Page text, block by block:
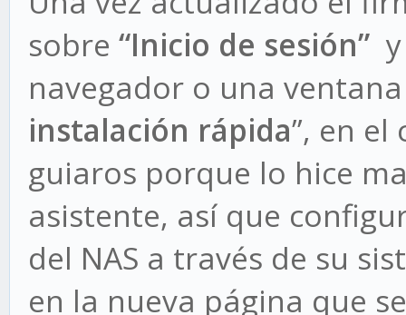
sobre “Inicio de sesión”
navegador o una
instalación rápida”, en
guiaros porque lo hice
asistente, así que
del NAS a través de su
en la nueva página que